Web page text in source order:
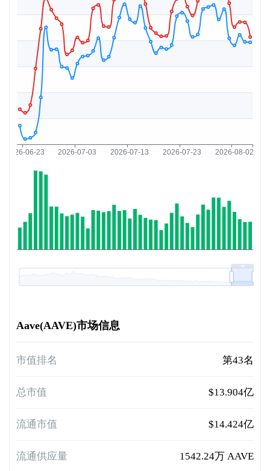
Aave(AAVE)市场信息
市值排名 第43名
总市值 $13.904亿
流通市值 $14.424亿
流通供应量 1542.24万 AAVE